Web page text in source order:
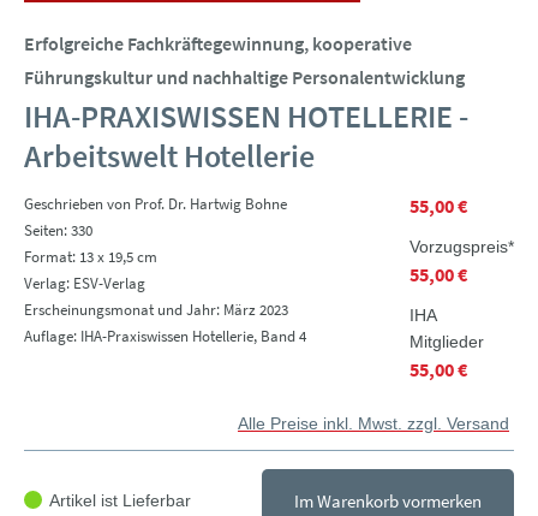
Erfolgreiche Fachkräftegewinnung, kooperative
Führungskultur und nachhaltige Personalentwicklung
IHA-PRAXISWISSEN HOTELLERIE -
Arbeitswelt Hotellerie
Geschrieben von Prof. Dr. Hartwig Bohne
Seiten: 330
Format: 13 x 19,5 cm
Verlag: ESV-Verlag
Erscheinungsmonat und Jahr: März 2023
Auflage: IHA-Praxiswissen Hotellerie, Band 4
55,00 €
Vorzugspreis*
55,00 €
IHA
Mitglieder
55,00 €
Alle Preise inkl. Mwst. zzgl. Versand
Artikel ist Lieferbar Im Warenkorb vormerken